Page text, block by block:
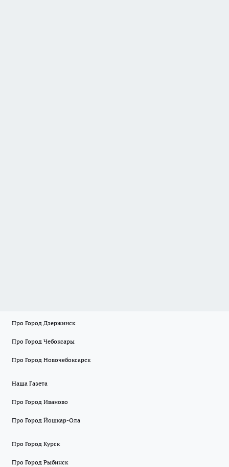
Про Город Дзержинск
Про Город Чебоксары
Про Город Новочебоксарск
Наша Газета
Про Город Иваново
Про Город Йошкар-Ола
Про Город Курск
Про Город Рыбинск